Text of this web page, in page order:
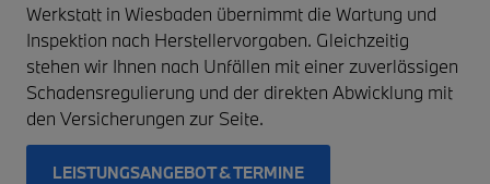
Werkstatt in Wiesbaden übernimmt die Wartung und
Inspektion nach Herstellervorgaben. Gleichzeitig
stehen wir Ihnen nach Unfällen mit einer zuverlässigen
Schadensregulierung und der direkten Abwicklung mit
den Versicherungen zur Seite.
LEISTUNGSANGEBOT & TERMINE